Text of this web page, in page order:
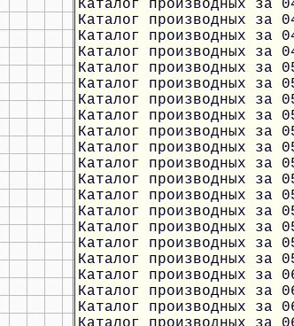
Каталог производных за
Каталог производных за
Каталог производных за
Каталог производных за
Каталог производных за
Каталог производных за
Каталог производных за
Каталог производных за
Каталог производных за
Каталог производных за
Каталог производных за
Каталог производных за
Каталог производных за
Каталог производных за
Каталог производных за
Каталог производных за
Каталог производных за
Каталог производных за
Каталог производных за
Каталог производных за